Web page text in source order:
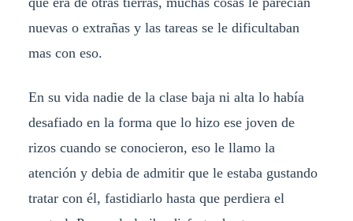
nuevas o extrañas y las tareas se le dificultaban
mas con eso.
En su vida nadie de la clase baja ni alta lo había
desafiado en la forma que lo hizo ese joven de
rizos cuando se conocieron, eso le llamo la
atención y debia de admitir que le estaba gustando
tratar con él, fastidiarlo hasta que perdiera el